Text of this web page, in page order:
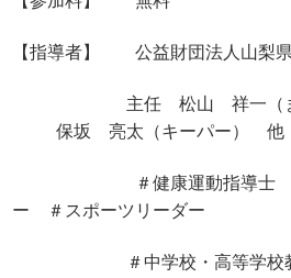
【指導者】 公益財団法人山梨
主任 松山 祥一（ま
保坂 亮太（キーパー） 他
＃健康運動指導士 ＃ス
ー ＃スポーツリーダー
＃中学校・高等学校教